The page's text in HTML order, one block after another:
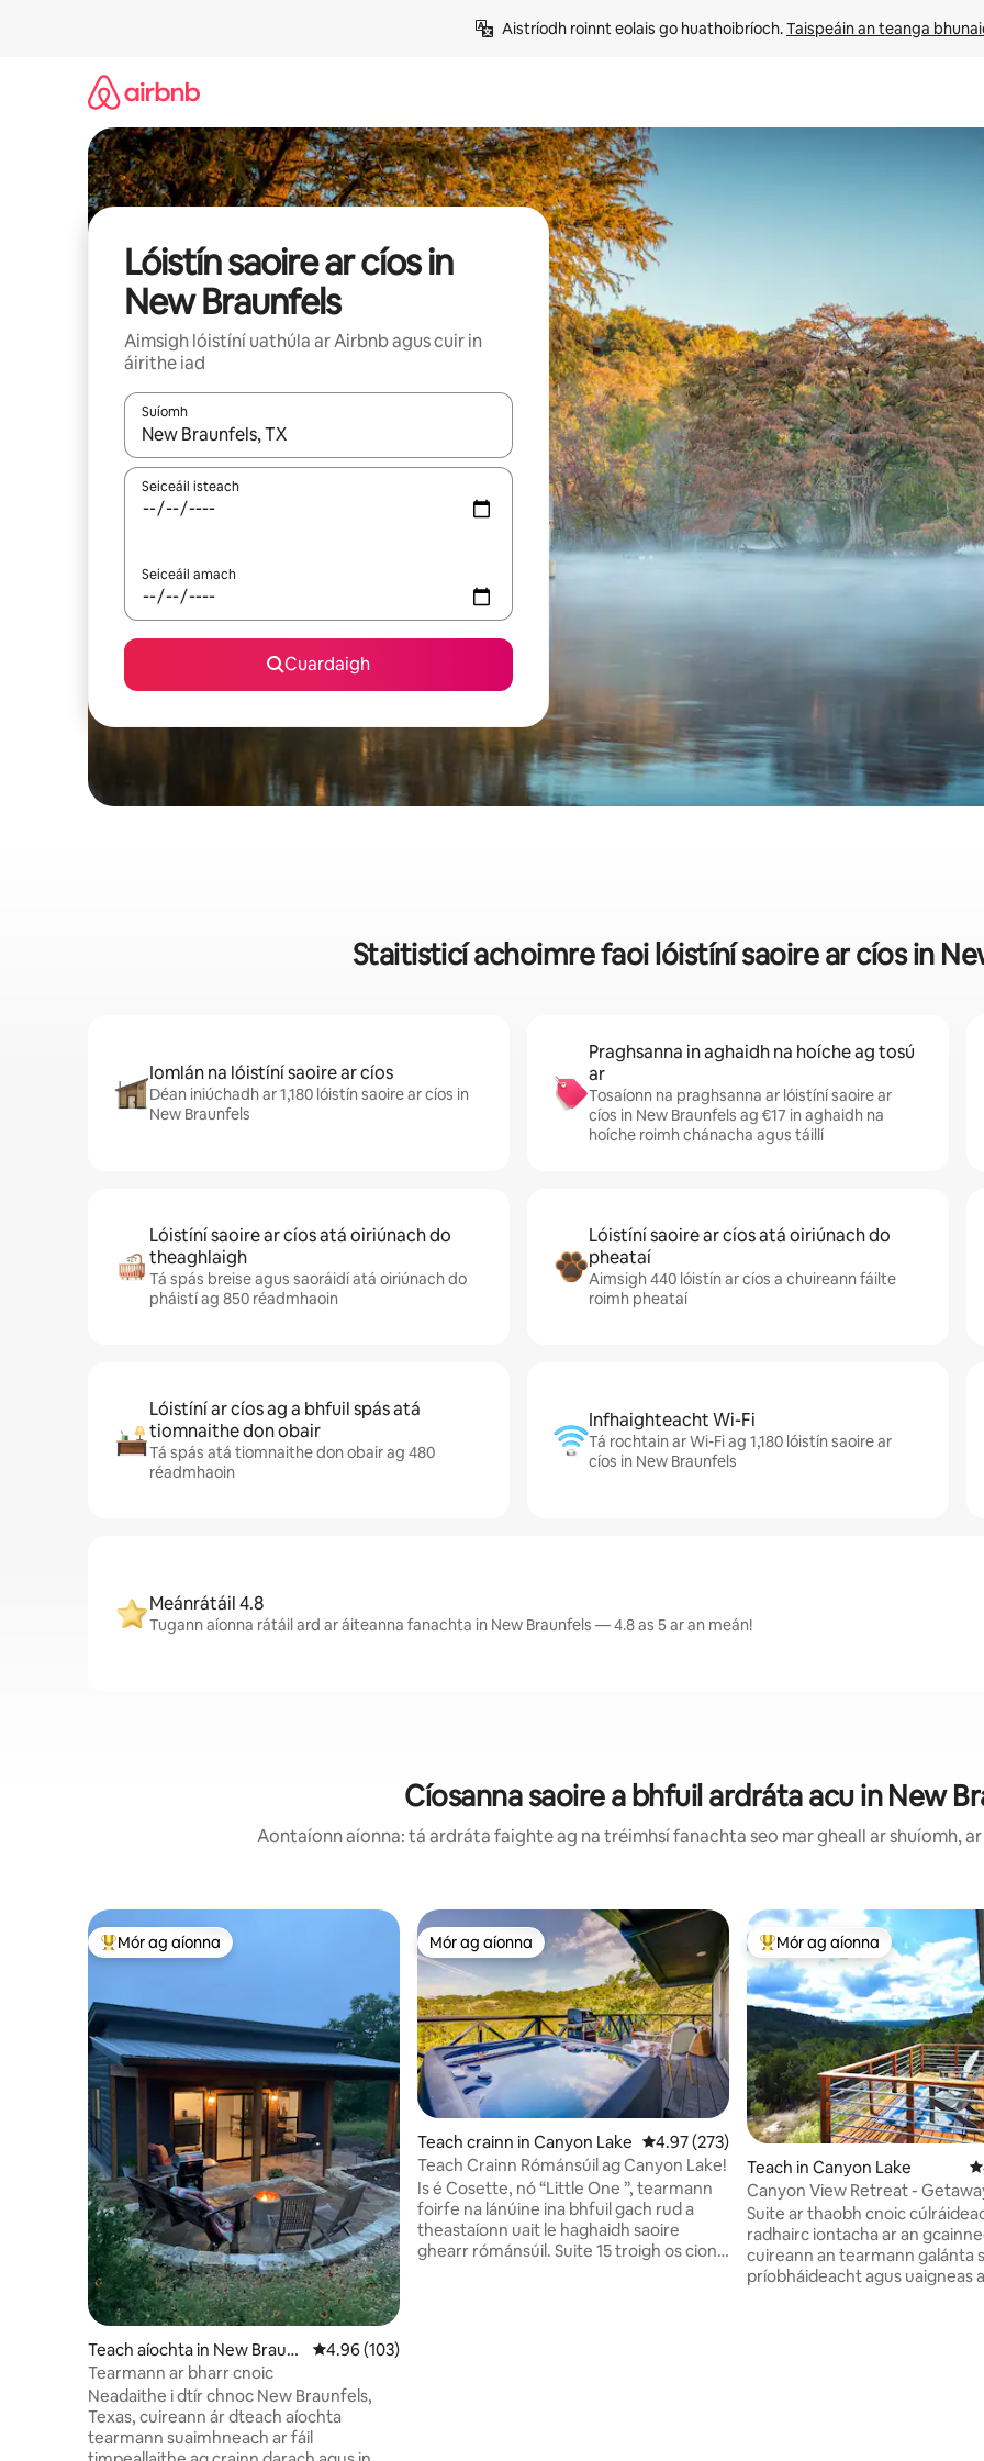
Aistríodh roinnt eolais go huathoibríoch. Taispeáin an teanga
Lóistín saoire ar cíos in
New Braunfels
Aimsigh lóistíní uathúla ar Airbnb agus cuir in
áirithe iad
Suíomh
Nuair a bheidh torthaí ar fáil, déan nascleanúint le saigheadeochracha suas agus síos nó déan iniúchadh trí thadhall nó
Seiceáil isteach
Seiceáil amach
Cuardaigh
Staitisticí achoimre faoi lóistíní saoire ar cíos in
Iomlán na lóistíní saoire ar cíos
Déan iniúchadh ar 1,180 lóistín saoire ar cíos in
New Braunfels
Praghsanna in aghaidh na hoíche ag tosú
ar
Tosaíonn na praghsanna ar lóistíní saoire ar
cíos in New Braunfels ag €17 in aghaidh na
hoíche roimh chánacha agus táillí
Lóistíní saoire ar cíos atá oiriúnach do
theaghlaigh
Tá spás breise agus saoráidí atá oiriúnach do
pháistí ag 850 réadmhaoin
Lóistíní saoire ar cíos atá oiriúnach do
pheataí
Aimsigh 440 lóistín ar cíos a chuireann fáilte
roimh pheataí
Lóistíní ar cíos ag a bhfuil spás atá
tiomnaithe don obair
Tá spás atá tiomnaithe don obair ag 480
réadmhaoin
Infhaighteacht Wi-Fi
Tá rochtain ar Wi-Fi ag 1,180 lóistín saoire ar
cíos in New Braunfels
Meánrátáil 4.8
Tugann aíonna rátáil ard ar áiteanna fanachta in New Braunfels — 4.8 as 5 ar an meán!
Cíosanna saoire a bhfuil ardráta acu in New
Aontaíonn aíonna: tá ardráta faighte ag na tréimhsí fanachta seo mar gheall ar shuíomh,
An-mhór ag aíonna
Mór ag aíonna
Teach aíochta in New Braunf
els
Meánrátáil 4.96 as 5, 103 léirmheas
4.96 (103)
Tearmann ar bharr cnoic
Neadaithe i dtír chnoc New Braunfels,
Texas, cuireann ár dteach aíochta
tearmann suaimhneach ar fáil
Mór ag aíonna
Mór ag aíonna
Teach crainn in Canyon Lake Meánrátáil 4.97 as 5, 273 léirmheas
4.97 (273)
Teach Crainn Rómánsúil ag Canyon Lake!
Is é Cosette, nó “Little One ”, tearmann
foirfe na lánúine ina bhfuil gach rud a
theastaíonn uait le haghaidh saoire
ghearr rómánsúil. Suite 15 troigh os cionn
An-mhór ag aíonna
Mór ag aíonna
Teach in Canyon Lake
Canyon View Retreat -
Suite ar thaobh cnoic
radhairc iontacha ar an
cuireann an tearmann galánta
príobháideacht agus uaigneas